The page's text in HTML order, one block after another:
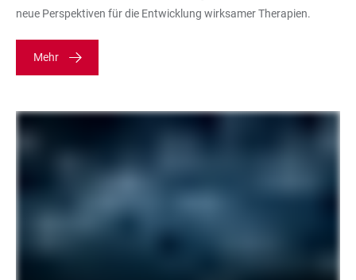
neue Perspektiven für die Entwicklung wirksamer Therapien.
Mehr